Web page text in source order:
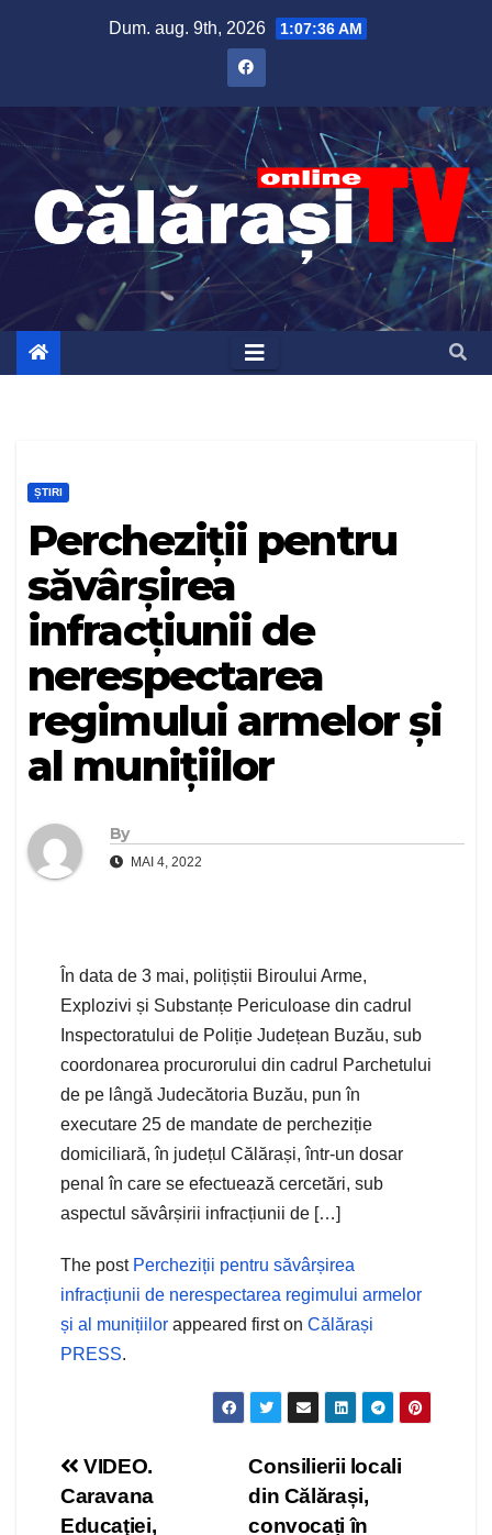
Dum. aug. 9th, 2026 1:07:37 AM
ȘTIRI
Percheziții pentru
săvârșirea
infracțiunii de
nerespectarea
regimului armelor și
al munițiilor
By
MAI 4, 2022
În data de 3 mai, polițiștii Biroului Arme,
Explozivi și Substanțe Periculoase din cadrul
Inspectoratului de Poliție Județean Buzău, sub
coordonarea procurorului din cadrul Parchetului
de pe lângă Judecătoria Buzău, pun în
executare 25 de mandate de percheziție
domiciliară, în județul Călărași, într-un dosar
penal în care se efectuează cercetări, sub
aspectul săvârșirii infracțiunii de […]
The post Percheziții pentru săvârșirea
infracțiunii de nerespectarea regimului armelor
și al munițiilor appeared first on Călărași
PRESS.
Navigare
în
Consilierii locali
din Călărași,
convocați în
VIDEO.
Caravana
Educaţiei,